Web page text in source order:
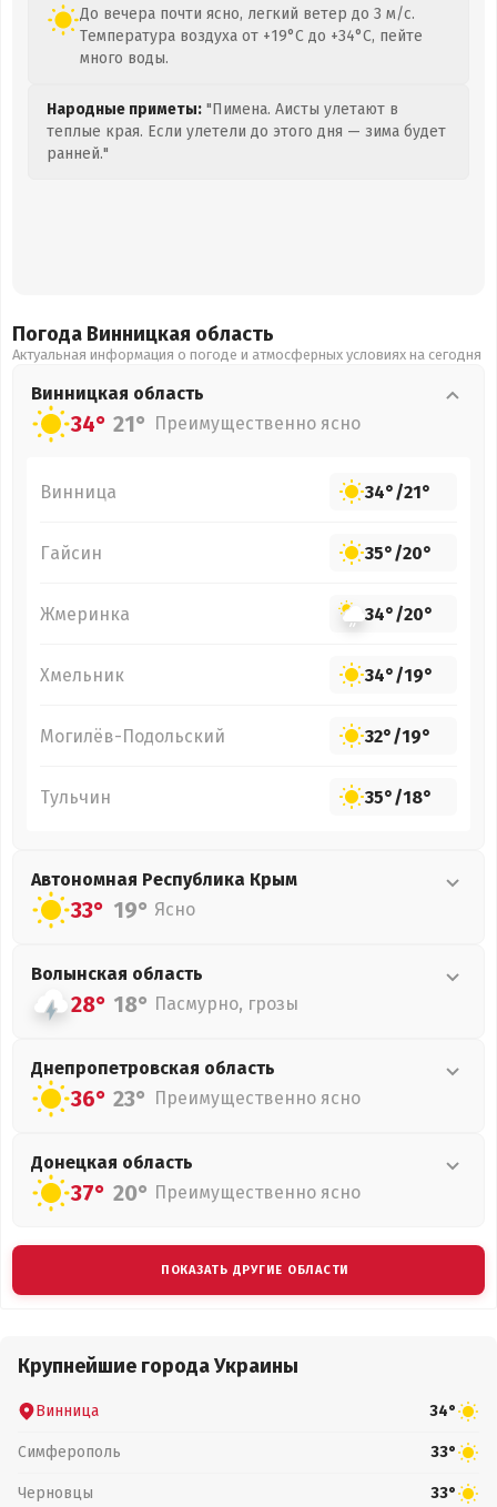
До вечера почти ясно, легкий ветер до 3 м/с.
Температура воздуха от +19°C до +34°C, пейте
много воды.
Народные приметы: "Пимена. Аисты улетают в
теплые края. Если улетели до этого дня — зима будет
ранней."
Погода Винницкая область
Актуальная информация о погоде и атмосферных условиях на сегодня
Винницкая область
34° 21° Преимущественно ясно
Винница 34°/21°
Гайсин 35°/20°
Жмеринка 34°/20°
Хмельник 34°/19°
Могилёв-Подольский 32°/19°
Тульчин 35°/18°
Автономная Республика Крым
33° 19° Ясно
Волынская область
28° 18° Пасмурно, грозы
Днепропетровская область
36° 23° Преимущественно ясно
Донецкая область
37° 20° Преимущественно ясно
ПОКАЗАТЬ ДРУГИЕ ОБЛАСТИ
Крупнейшие города Украины
Винница 34°
Симферополь 33°
Черновцы 33°